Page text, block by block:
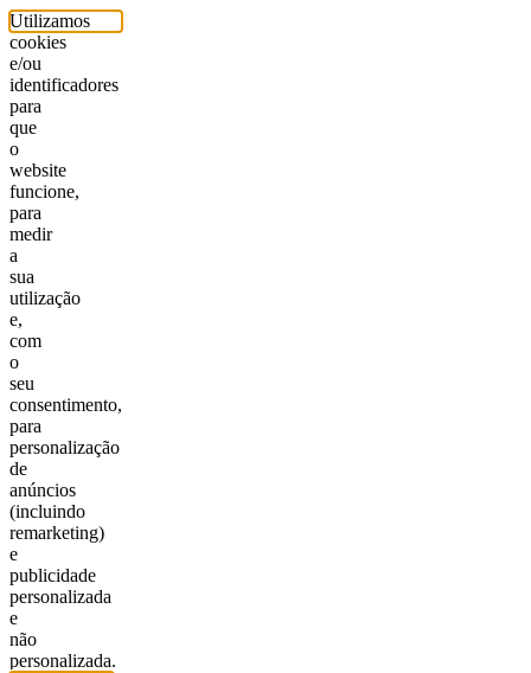
Utilizamos
cookies
e/ou
identificadores
para
que
o
website
funcione,
para
medir
a
sua
utilização
e,
com
o
seu
consentimento,
para
personalização
de
anúncios
(incluindo
remarketing)
e
publicidade
personalizada
e
não
personalizada.